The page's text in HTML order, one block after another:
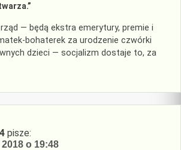
— będą ekstra emerytury, premie i
bohaterek za urodzenie czwórki
dzieci — socjalizm dostaje to, za
pisze:
o 19:48